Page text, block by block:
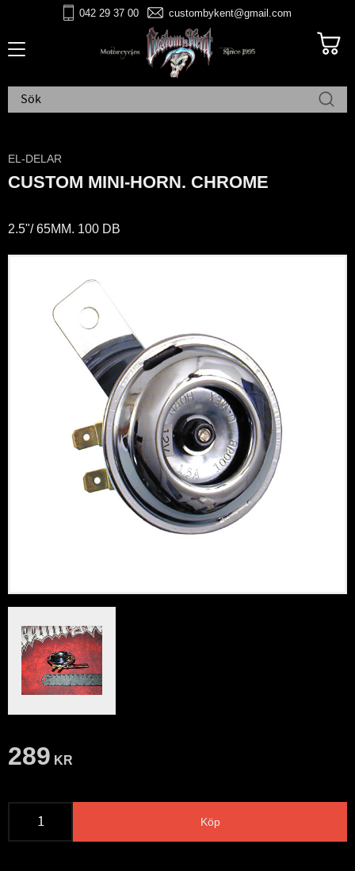
042 29 37 00 custombykent@gmail.com
EL-DELAR
CUSTOM MINI-HORN. CHROME
2.5"/ 65MM. 100 DB
289 KR
Köp